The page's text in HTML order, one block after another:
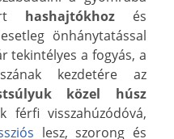
hashajtókhozés
önhánytatással
tekintélyes a fogyás, a
kezdetére az
közel húsz
férfi visszahúzódóvá,
lesz, szorong és